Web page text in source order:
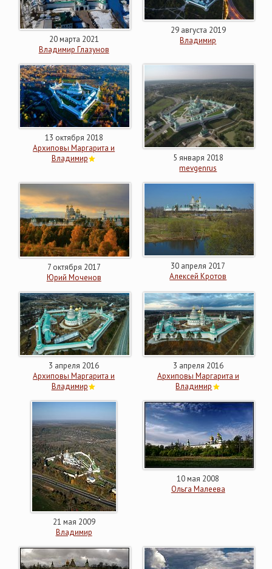
20 марта 2021
Владимир Глазунов
29 августа 2019
Владимир
13 октября 2018
Архиповы Маргарита и
Владимир
5 января 2018
mevgenrus
7 октября 2017
Юрий Моченов
30 апреля 2017
Алексей Кротов
3 апреля 2016
Архиповы Маргарита и
Владимир
3 апреля 2016
Архиповы Маргарита и
Владимир
21 мая 2009
Владимир
10 мая 2008
Ольга Малеева